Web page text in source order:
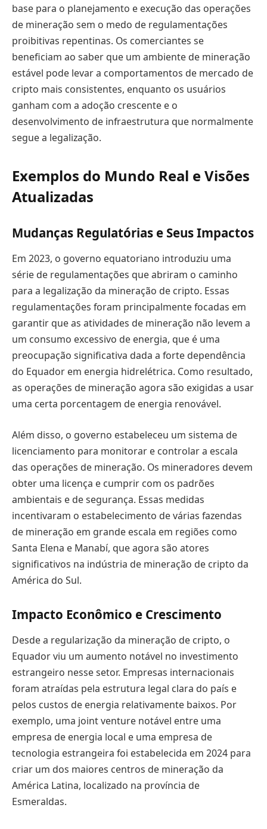
base para o planejamento e execução das operações
de mineração sem o medo de regulamentações
proibitivas repentinas. Os comerciantes se
beneficiam ao saber que um ambiente de mineração
estável pode levar a comportamentos de mercado de
cripto mais consistentes, enquanto os usuários
ganham com a adoção crescente e o
desenvolvimento de infraestrutura que normalmente
segue a legalização.
Exemplos do Mundo Real e Visões
Atualizadas
Mudanças Regulatórias e Seus Impactos
Em 2023, o governo equatoriano introduziu uma
série de regulamentações que abriram o caminho
para a legalização da mineração de cripto. Essas
regulamentações foram principalmente focadas em
garantir que as atividades de mineração não levem a
um consumo excessivo de energia, que é uma
preocupação significativa dada a forte dependência
do Equador em energia hidrelétrica. Como resultado,
as operações de mineração agora são exigidas a usar
uma certa porcentagem de energia renovável.
Além disso, o governo estabeleceu um sistema de
licenciamento para monitorar e controlar a escala
das operações de mineração. Os mineradores devem
obter uma licença e cumprir com os padrões
ambientais e de segurança. Essas medidas
incentivaram o estabelecimento de várias fazendas
de mineração em grande escala em regiões como
Santa Elena e Manabí, que agora são atores
significativos na indústria de mineração de cripto da
América do Sul.
Impacto Econômico e Crescimento
Desde a regularização da mineração de cripto, o
Equador viu um aumento notável no investimento
estrangeiro nesse setor. Empresas internacionais
foram atraídas pela estrutura legal clara do país e
pelos custos de energia relativamente baixos. Por
exemplo, uma joint venture notável entre uma
empresa de energia local e uma empresa de
tecnologia estrangeira foi estabelecida em 2024 para
criar um dos maiores centros de mineração da
América Latina, localizado na província de
Esmeraldas.